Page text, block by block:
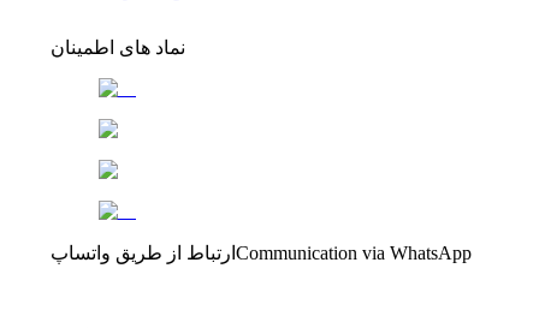
نماد های اطمینان
ارتباط از طریق واتساپ Communication via WhatsApp